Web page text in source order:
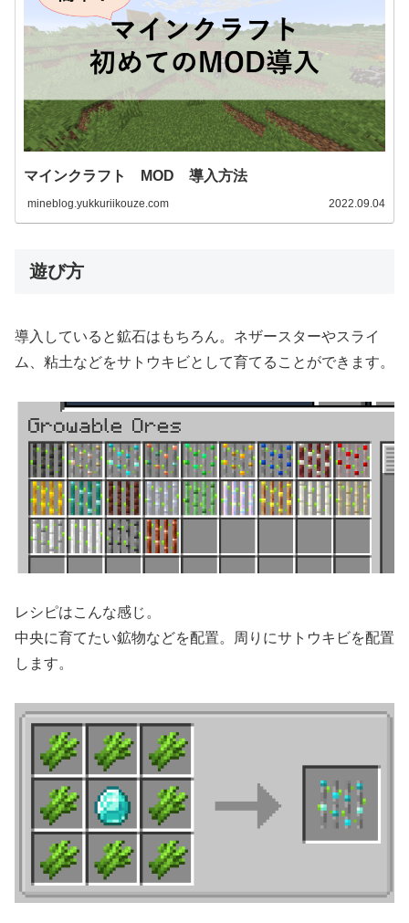
マインクラフト MOD 導入方法
mineblog.yukkuriikouze.com 2022.09.04
遊び方
導入していると鉱石はもちろん。ネザースターやスライ
ム、粘土などをサトウキビとして育てることができます。
レシピはこんな感じ。
中央に育てたい鉱物などを配置。周りにサトウキビを配置
します。